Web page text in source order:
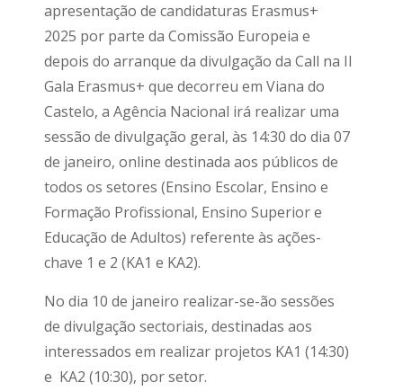
apresentação de candidaturas Erasmus+
2025 por parte da Comissão Europeia e
depois do arranque da divulgação da Call na II
Gala Erasmus+ que decorreu em Viana do
Castelo, a Agência Nacional irá realizar uma
sessão de divulgação geral, às 14:30 do dia 07
de janeiro, online destinada aos públicos de
todos os setores (Ensino Escolar, Ensino e
Formação Profissional, Ensino Superior e
Educação de Adultos) referente às ações-
chave 1 e 2 (KA1 e KA2).
No dia 10 de janeiro realizar-se-ão sessões
de divulgação sectoriais, destinadas aos
interessados em realizar projetos KA1 (14:30)
e KA2 (10:30), por setor.